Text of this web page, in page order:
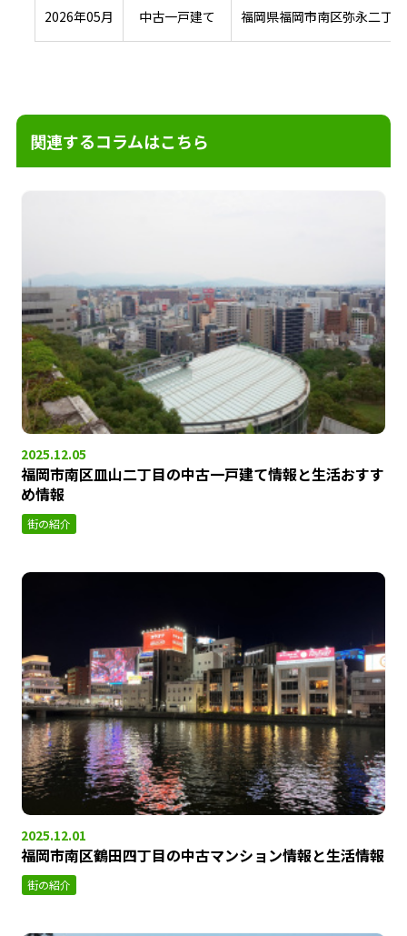
2026年05月 中古一戸建て 福岡県福岡市南区弥永二丁目
関連するコラムはこちら
2025.12.05
福岡市南区皿山二丁目の中古一戸建て情報と生活おすす
め情報
街の紹介
2025.12.01
福岡市南区鶴田四丁目の中古マンション情報と生活情報
街の紹介